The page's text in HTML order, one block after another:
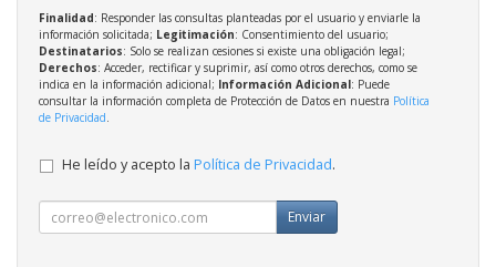
Finalidad: Responder las consultas planteadas por el usuario y enviarle la
información solicitada; Legitimación: Consentimiento del usuario;
Destinatarios: Solo se realizan cesiones si existe una obligación legal;
Derechos: Acceder, rectificar y suprimir, así como otros derechos, como se
indica en la información adicional; Información Adicional: Puede
consultar la información completa de Protección de Datos en nuestra Política
de Privacidad.
He leído y acepto la Política de Privacidad.
Enviar